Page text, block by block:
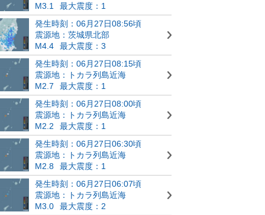
M3.1
最大震度：1
発生時刻：06月27日08:56頃
震源地：茨城県北部
M4.4
最大震度：3
発生時刻：06月27日08:15頃
震源地：トカラ列島近海
M2.7
最大震度：1
発生時刻：06月27日08:00頃
震源地：トカラ列島近海
M2.2
最大震度：1
発生時刻：06月27日06:30頃
震源地：トカラ列島近海
M2.8
最大震度：1
発生時刻：06月27日06:07頃
震源地：トカラ列島近海
M3.0
最大震度：2